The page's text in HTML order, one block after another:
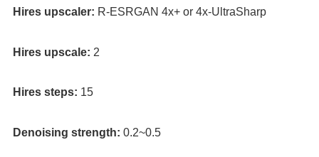
Hires upscaler: R-ESRGAN 4x+ or 4x-UltraSharp
Hires upscale: 2
Hires steps: 15
Denoising strength: 0.2~0.5